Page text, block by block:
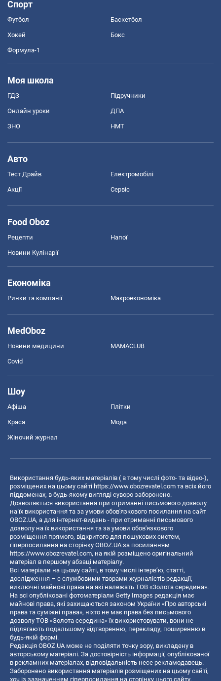
Спорт
Футбол Баскетбол
Хокей Бокс
Формула-1
Моя школа
ГДЗ Підручники
Онлайн уроки ДПА
ЗНО НМТ
Авто
Тест Драйв Електромобілі
Акції Сервіс
Food Oboz
Рецепти Напої
Новини Кулінарії
Економіка
Ринки та компанії Макроекономіка
MedOboz
Новини медицини MAMACLUB
Covid
Шоу
Афіша Плітки
Краса Мода
Жіночий журнал
Використання будь-яких матеріалів ( в тому числі фото- та відео-),
розміщених на цьому сайті https://www.obozrevatel.com та всіх його
піддоменах, в будь-якому вигляді суворо заборонено.
Дозволяється використання при отриманні письмового дозволу
на їх використання та за умови обов'язкового посилання на сайт
OBOZ.UA, а для інтернет-видань - при отриманні письмового
дозволу на їх використання та за умови обов'язкового
розміщення прямого, відкритого для пошукових систем,
гіперпосилання на сторінку OBOZ.UA за посиланням
https://www.obozrevatel.com, на якій розміщено оригінальний
матеріал в першому абзаці матеріалу.
Всі матеріали на цьому сайті, в тому числі інтерв’ю, статті,
дослідження – є службовими творами журналістів редакції,
виключні майнові права на які належать ТОВ «Золота середина».
На всі опубліковані фотоматеріали Getty Images редакція має
майнові права, які захищаються законом України «Про авторські
права та суміжні права», ніхто не має права без письмового
дозволу ТОВ «Золота середина» їх використовувати, вони не
підлягають подальшому відтворенню, перекладу, поширенню в
будь-якій формі.
Редакція OBOZ.UA може не поділяти точку зору, викладену в
авторському матеріалі. За достовірність інформації, опублікованої
в рекламних матеріалах, відповідальність несе рекламодавець.
Заборонено використання матеріалів розміщених на цьому сайті,
хоч із зазначенням гіперпосилання на сторінку цього сайту,